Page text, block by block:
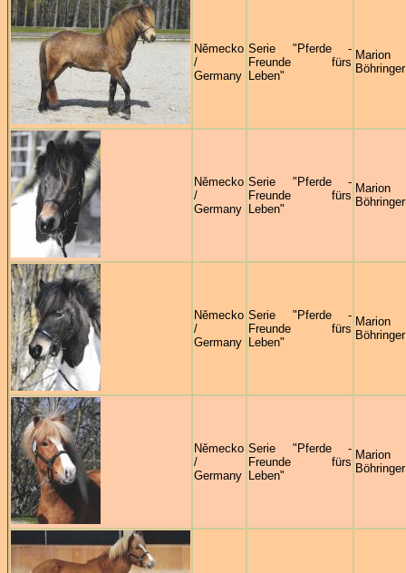
Německo
/
Germany
Serie "Pferde -
Freunde fürs
Leben"
Marion
Böhringer
Německo
/
Germany
Serie "Pferde -
Freunde fürs
Leben"
Marion
Böhringer
Německo
/
Germany
Serie "Pferde -
Freunde fürs
Leben"
Marion
Böhringer
Německo
/
Germany
Serie "Pferde -
Freunde fürs
Leben"
Marion
Böhringer